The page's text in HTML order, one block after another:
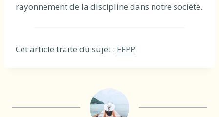
rayonnement de la discipline dans notre société.
Cet article traite du sujet : FFPP